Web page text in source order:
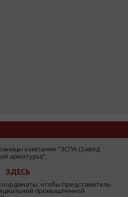
компании "ЗСПА (Завод
арматуры)",
ЗДЕСЬ
чтобы представитель
промышленной